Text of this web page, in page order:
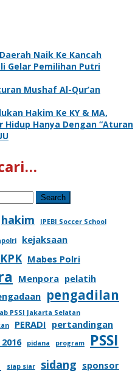
Naik Ke Kancah
Gelar Pemilihan Putri
Mushaf Al-Qur’an
Hakim Ke KY & MA,
Hidup Hanya Dengan “Aturan
hakim IPEBI Soccer School
kejaksaan
KPK Mabes Polri
Menpora pelatih
pengadilan
PSSI Jakarta Selatan
PERADI pertandingan
pidana program PSSI
siap siar sidang sponsor